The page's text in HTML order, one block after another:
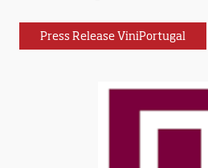
Press Release ViniPortugal